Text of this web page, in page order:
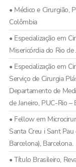
• Médico e Cirurgião,
Colômbia
• Especialização em
Misericórdia do Rio
• Especialização em
Serviço de Cirurgia
Departamento de
de Janeiro, PUC-Rio –
• Fellow em
Santa Creu i Sant
Barcelona), Barcelona.
• Título Brasileiro,